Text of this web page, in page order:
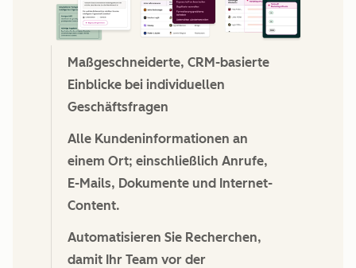
Maßgeschneiderte, CRM-basierte
Einblicke bei individuellen
Geschäftsfragen
Alle Kundeninformationen an
einem Ort; einschließlich Anrufe,
E-Mails, Dokumente und Internet-
Content.
Automatisieren Sie Recherchen,
damit Ihr Team vor der